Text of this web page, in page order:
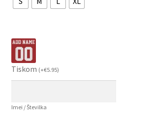
Tiskom (+€5.95)
Imei / Številka